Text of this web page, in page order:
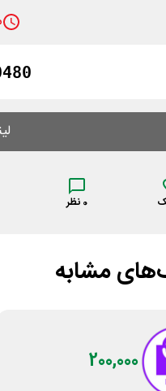
0 نظر
مشابه
200,000